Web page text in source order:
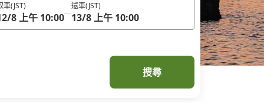
車(JST)
8 上午 10:00
還車(JST)
13/8 上午 10:00
搜尋